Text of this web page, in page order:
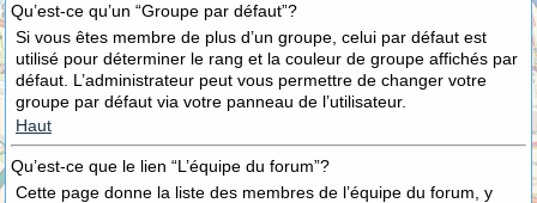
Qu’est-ce qu’un “Groupe par défaut”?
Si vous êtes membre de plus d’un groupe, celui par défaut est
utilisé pour déterminer le rang et la couleur de groupe affichés par
défaut. L’administrateur peut vous permettre de changer votre
groupe par défaut via votre panneau de l’utilisateur.
Haut
Qu’est-ce que le lien “L’équipe du forum”?
Cette page donne la liste des membres de l’équipe du forum, y